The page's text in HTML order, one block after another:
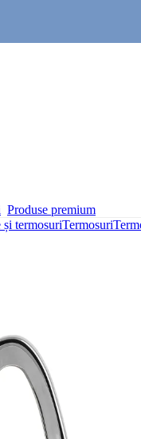
Produse premium
și termosuriTermosuri